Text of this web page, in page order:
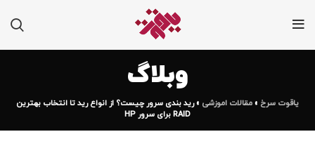
وبلاگ
یاقوت سرخ »مقالات اموزشی »رید بندی سرور چیست؟ از انواع رید تا انتخاب بهترین
RAID برای سرور HP